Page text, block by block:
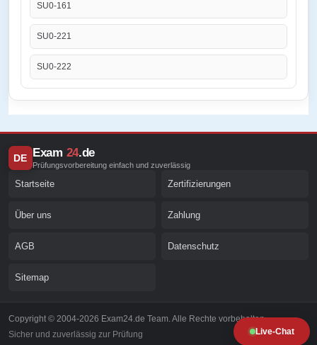
Live-Chat
SU0-161
SU0-221
SU0-222
DE Exam 24.de
Prüfungsvorbereitung einfach und zuverlässig
Startseite Zertifizierungen
Über uns Zahlung
AGB Datenschutz
Sitemap
Copyright © 2004-2026 Exam24.de Team. Alle Rechte vorbehalten.
Sicher und zuverlässig zur Prüfung